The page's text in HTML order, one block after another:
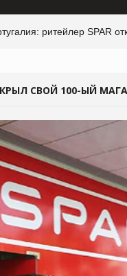
ритейлер SPAR
СВОЙ 100-ЫЙ